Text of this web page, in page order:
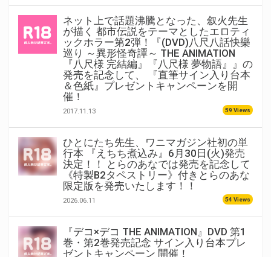
ネット上で話題沸騰となった、叙火先生
が描く 都市伝説をテーマとしたエロティ
ックホラー第2弾！『(DVD)八尺八話快樂
巡り ～異形怪奇譚～ THE ANIMATION
『八尺様 完結編』『八尺様 夢物語』』の
発売を記念して、 『直筆サイン入り台本
＆色紙』プレゼントキャンペーンを開
催！
2017.11.13 59 Views
ひとにたち先生、ワニマガジン社初の単
行本 『えちち煮込み』6月30日(火)発売
決定！！ とらのあなでは発売を記念して
《特製B2タペストリー》付きとらのあな
限定版を発売いたします！！
2026.06.11 54 Views
『デコ×デコ THE ANIMATION』DVD 第1
巻・第2巻発売記念 サイン入り台本プレ
ゼントキャンペーン 開催！